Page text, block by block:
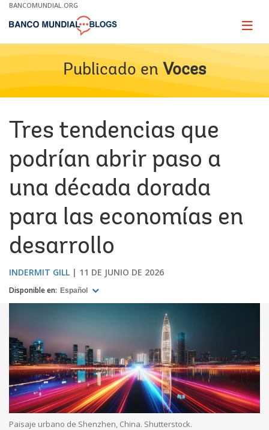
Skip
Main
BANCOMUNDIAL.ORG
Page
Publicado en Voces
Tres tendencias que
podrían abrir paso a
una década dorada
para las economías en
desarrollo
INDERMIT GILL 11 DE JUNIO DE 2026
Disponible en: Español
Paisaje urbano de Shenzhen, China. Shutterstock.